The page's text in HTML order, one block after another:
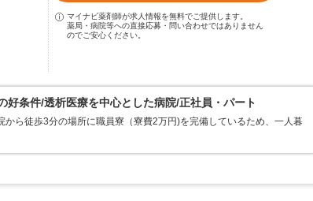
マイナビ薬剤師が求人情報を無料でご提供します。
薬局・病院等への直接応募・問い合わせではありません
のでご安心ください。
好条件/透析医療を中心とした病院/正社員・パート
ら徒歩3分の場所に職員寮（寮費2万円)を完備しているため、一人暮